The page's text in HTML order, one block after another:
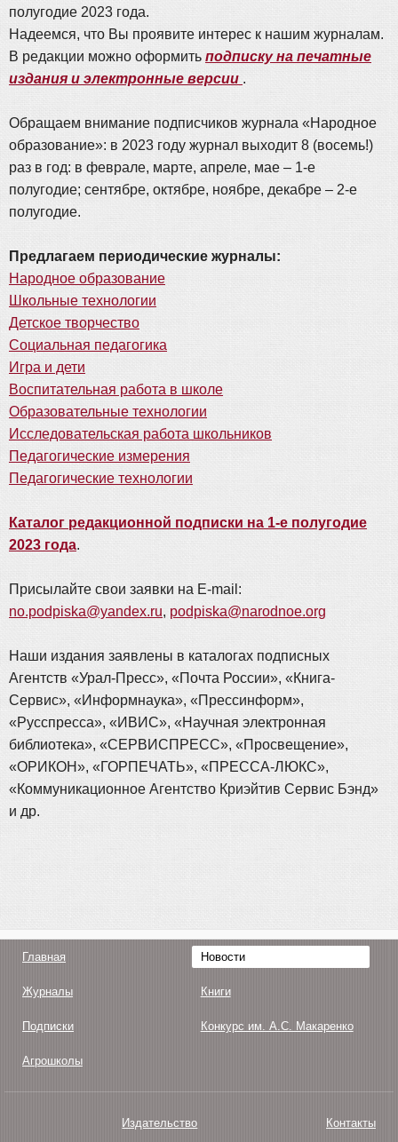
полугодие 2023 года.
Надеемся, что Вы проявите интерес к нашим журналам.
В редакции можно оформить подписку на печатные
издания и электронные версии .
Обращаем внимание подписчиков журнала «Народное
образование»: в 2023 году журнал выходит 8 (восемь!)
раз в год: в феврале, марте, апреле, мае – 1-е
полугодие; сентябре, октябре, ноябре, декабре – 2-е
полугодие.
Предлагаем периодические журналы:
Народное образование
Школьные технологии
Детское творчество
Социальная педагогика
Игра и дети
Воспитательная работа в школе
Образовательные технологии
Исследовательская работа школьников
Педагогические измерения
Педагогические технологии
Каталог редакционной подписки на 1-е полугодие
2023 года.
Присылайте свои заявки на E-mail:
no.podpiska@yandex.ru, podpiska@narodnoe.org
Наши издания заявлены в каталогах подписных
Агентств «Урал-Пресс», «Почта России», «Книга-
Сервис», «Информнаука», «Прессинформ»,
«Русспресса», «ИВИС», «Научная электронная
библиотека», «СЕРВИСПРЕСС», «Просвещение»,
«ОРИКОН», «ГОРПЕЧАТЬ», «ПРЕССА-ЛЮКС»,
«Коммуникационное Агентство Криэйтив Сервис Бэнд»
и др.
Главная Новости
Журналы Книги
Подписки Конкурс им. А.С. Макаренко
Агрошколы
Издательство Контакты